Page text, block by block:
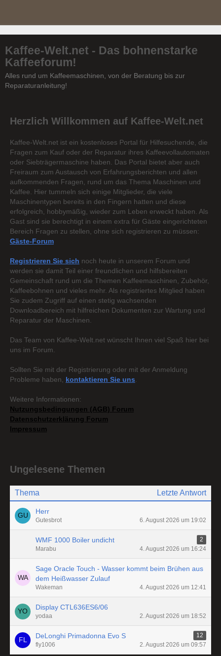
Kaffee-Welt.net - Das bohnenstarke
Kaffeeforum!
Alles rund um Kaffeemaschinen, von der Beratung bis zur
Reparaturanleitung!
Herzlich Willkommen auf Kaffee-Welt.net
Kaffee-Welt.net ist ein kostenloses Portal für Hilfesuchende, die
Fragen zum Kauf oder der Reparatur ihres Kaffeevollautomaten
oder Siebträgermaschine haben. Das Portal bietet aber auch
Freiraum zum Austausch von Erfahrungsberichten und allen
aufkommenden Fragen, rund um das Thema Maschinen und
Kaffee. Hier tummeln sich einige Mitglieder, die viele
Maschinentypen bereits in den Fingern hatten und diese
erfolgreich, hobbymäßig, wieder zum Leben erweckt haben. Als
Gast sind sie berechtigt in einem extra für Gäste eingerichteten
Bereich Fragen zu stellen, ohne sich registrieren zu müssen:
Gäste-Forum
Registrieren Sie sich noch heute in unserem Forum und
werden sie damit Teil einer freundlichen und hilfsbereiten
Gemeinschaft rund um die Themen Kaffeemaschinen, Zubehör,
Kaffeebohnen und vieles mehr. Als registriertes Mitglied haben
Sie zudem Zugriff auf einen stetig wachsenden
Downloadbereich mit hilfreichen Dokumenten zur Wartung und
Reparatur der Maschinen.
Das Team von Kaffee-Welt.net wünscht Ihnen viel Spaß hier bei
uns im Forum.
Sollten Sie mit der Registrierung oder mit der Anmeldung
Probleme haben, kontaktieren Sie uns
Weitere Informationen:
Nutzungsbedingungen (AGB) Forum
Datenschutzerklärung Forum
Impressum
Ungelesene Themen
Thema Letzte Antwort
Herr
Gutesbrot 6. August 2026 um 19:02
WMF 1000 Boiler undicht
2
Marabu
4. August 2026 um 16:24
Sage Oracle Touch - Wasser kommt beim Brühen aus
dem Heißwasser Zulauf
Wakeman 4. August 2026 um 12:41
Display CTL636ES6/06
yodaa 2. August 2026 um 18:52
DeLonghi Primadonna Evo S
12
fly1006
2. August 2026 um 09:57